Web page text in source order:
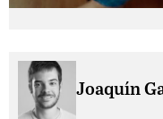
Joaquín